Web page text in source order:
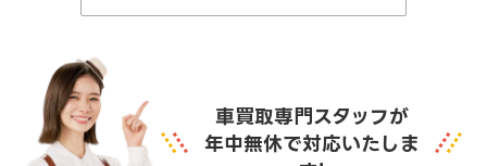
車買取専門スタッフが
年中無休で対応いたしま